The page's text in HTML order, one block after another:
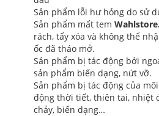
Sản phẩm lỗi hư hỏng do sử
Sản phẩm mất tem
rách, tẩy xóa và không thể
ốc đã tháo mở.
Sản phẩm bị tác động bởi
sản phẩm biến dạng, nứt vỡ.
Sản phẩm bị tác động của
động thời tiết, thiên tai, nhiệt
chảy, biến dạng…